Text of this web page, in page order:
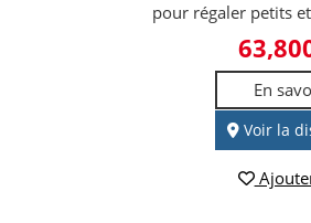
pour régaler petits
En
Voir la